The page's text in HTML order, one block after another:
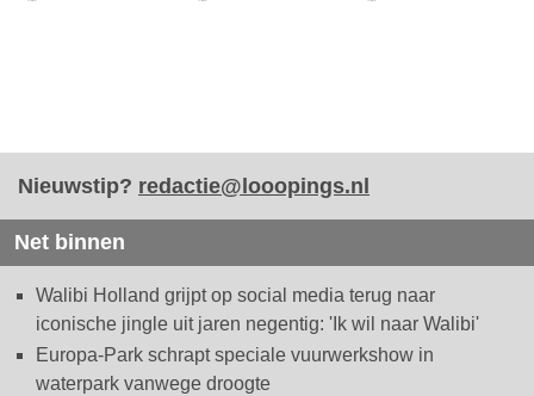
Nieuwstip? redactie@looopings.nl
Net binnen
Walibi Holland grijpt op social media terug naar
iconische jingle uit jaren negentig: 'Ik wil naar Walibi'
Europa-Park schrapt speciale vuurwerkshow in
waterpark vanwege droogte